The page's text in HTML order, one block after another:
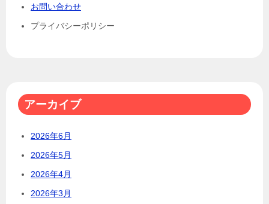
お問い合わせ
プライバシーポリシー
アーカイブ
2026年6月
2026年5月
2026年4月
2026年3月